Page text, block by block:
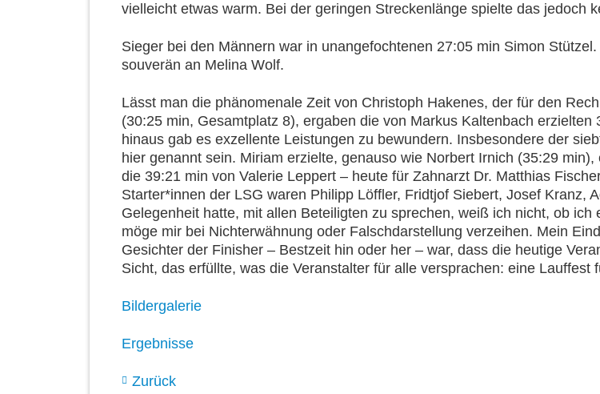
vielleicht etwas warm. Bei der geringen Streckenlänge spielte das jedoch
Sieger bei den Männern war in unangefochtenen 27:05 min Simon
souverän an Melina Wolf.
Lässt man die phänomenale Zeit von Christoph Hakenes, der für den
(30:25 min, Gesamtplatz 8), ergaben die von Markus Kaltenbach
hinaus gab es exzellente Leistungen zu bewundern. Insbesondere der
hier genannt sein. Miriam erzielte, genauso wie Norbert Irnich (35:29
die 39:21 min von Valerie Leppert – heute für Zahnarzt Dr. Matthias
Starter*innen der LSG waren Philipp Löffler, Fridtjof Siebert, Josef Kranz,
Gelegenheit hatte, mit allen Beteiligten zu sprechen, weiß ich nicht, ob ich
möge mir bei Nichterwähnung oder Falschdarstellung verzeihen. Mein
Gesichter der Finisher – Bestzeit hin oder her – war, dass die heutige
Sicht, das erfüllte, was die Veranstalter für alle versprachen: eine Lauffest
Bildergalerie
Ergebnisse
Zurück